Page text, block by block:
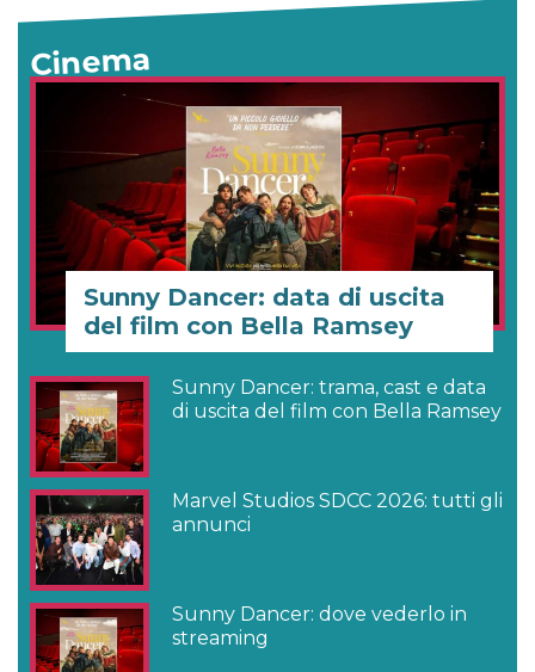
Cinema
Sunny Dancer: data di uscita
del film con Bella Ramsey
Sunny Dancer: trama, cast e data
di uscita del film con Bella Ramsey
Marvel Studios SDCC 2026: tutti gli
annunci
Sunny Dancer: dove vederlo in
streaming